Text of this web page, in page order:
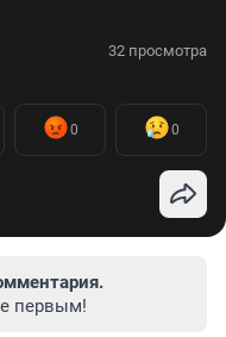
32 просмотра
0 0
первым!